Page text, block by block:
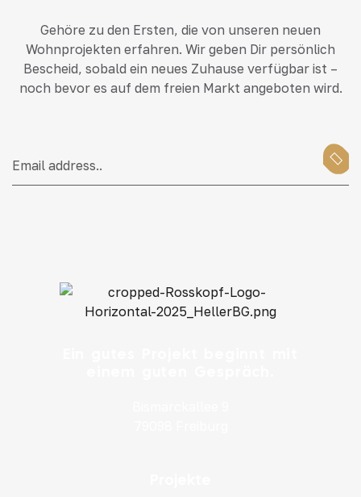
Gehöre zu den Ersten, die von unseren neuen
Wohnprojekten erfahren. Wir geben Dir persönlich
Bescheid, sobald ein neues Zuhause verfügbar ist –
noch bevor es auf dem freien Markt angeboten wird.